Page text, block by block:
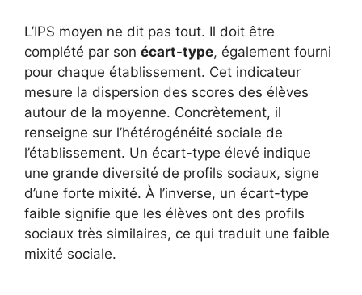
L’IPS moyen ne dit pas tout. Il doit être
complété par son écart-type, également fourni
pour chaque établissement. Cet indicateur
mesure la dispersion des scores des élèves
autour de la moyenne. Concrètement, il
renseigne sur l’hétérogénéité sociale de
l’établissement. Un écart-type élevé indique
une grande diversité de profils sociaux, signe
d’une forte mixité. À l’inverse, un écart-type
faible signifie que les élèves ont des profils
sociaux très similaires, ce qui traduit une faible
mixité sociale.